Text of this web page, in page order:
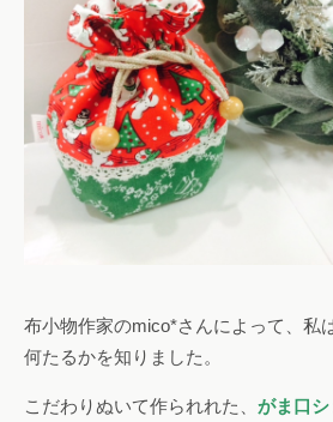
布小物作家のmico*さんによって、私
何たるかを知りました。
こだわりぬいて作られれた、 がま口